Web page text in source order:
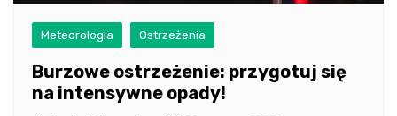
Meteorologia Ostrzeżenia
Burzowe ostrzeżenie: przygotuj się
na intensywne opady!